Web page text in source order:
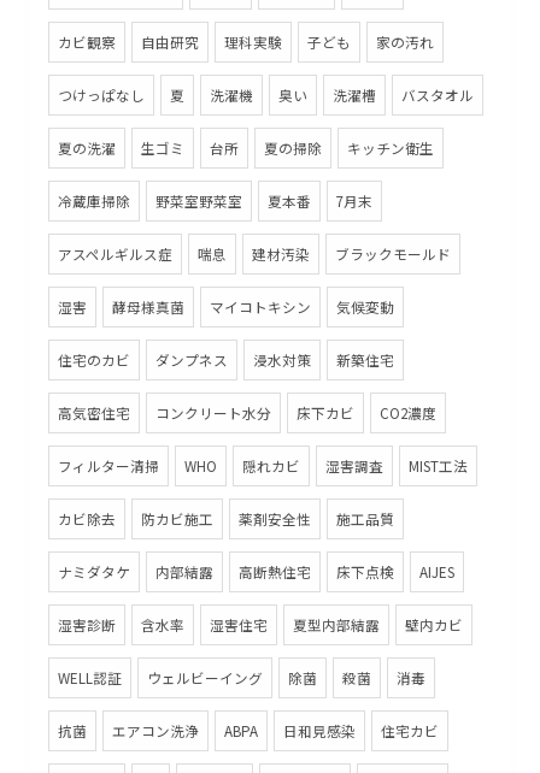
カビ観察 自由研究 理科実験 子ども 家の汚れ
つけっぱなし 夏 洗濯機 臭い 洗濯槽 バスタオル
夏の洗濯 生ゴミ 台所 夏の掃除 キッチン衛生
冷蔵庫掃除 野菜室野菜室 夏本番 7月末
アスペルギルス症 喘息 建材汚染 ブラックモールド
湿害 酵母様真菌 マイコトキシン 気候変動
住宅のカビ ダンプネス 浸水対策 新築住宅
高気密住宅 コンクリート水分 床下カビ CO2濃度
フィルター清掃 WHO 隠れカビ 湿害調査 MIST工法
カビ除去 防カビ施工 薬剤安全性 施工品質
ナミダタケ 内部結露 高断熱住宅 床下点検 AIJES
湿害診断 含水率 湿害住宅 夏型内部結露 壁内カビ
WELL認証 ウェルビーイング 除菌 殺菌 消毒
抗菌 エアコン洗浄 ABPA 日和見感染 住宅カビ